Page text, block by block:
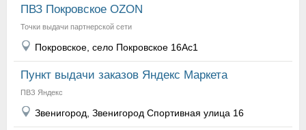
ПВЗ Покровское OZON
Точки выдачи партнерской сети
Покровское, село Покровское 16Ас1
Пункт выдачи заказов Яндекс Маркета
ПВЗ Яндекс
Звенигород, Звенигород Спортивная улица 16